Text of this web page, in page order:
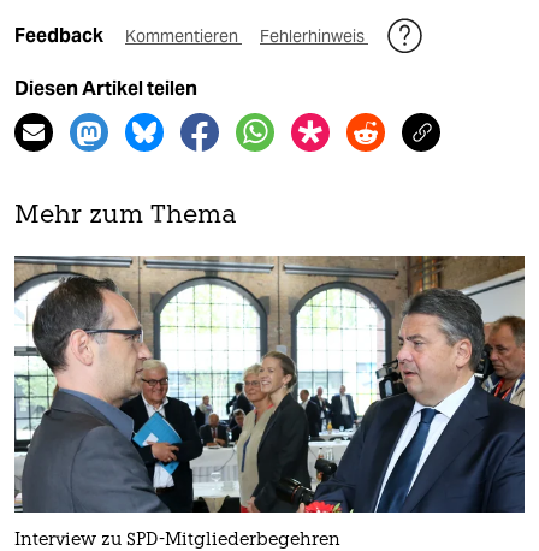
Feedback Kommentieren Fehlerhinweis
Diesen Artikel teilen
Mehr zum Thema
Interview zu SPD-Mitgliederbegehren